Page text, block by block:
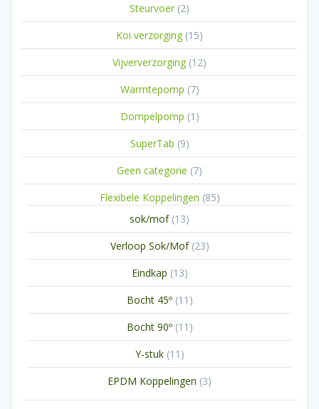
Steurvoer 22
producten
Koi verzorging 1515
producten
Vijververzorging 1212
producten
Warmtepomp 77
producten
Dompelpomp 1 1
product
SuperTab 99
producten
Geen categorie 77
producten
Flexibele Koppelingen 8585
sok/mof 1313
producten
Verloop Sok/Mof 2323
producten
Eindkap 1313
producten
Bocht 45º 11 11
producten
Bocht 90º 11 11
producten
Y-stuk 11 11
producten
EPDM Koppelingen 33